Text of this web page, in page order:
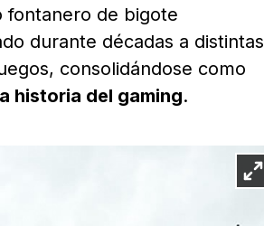
fontanero de bigote
durante décadas a distintas
consolidándose como
historia del gaming.